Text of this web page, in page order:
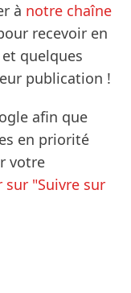
à notre chaîne
recevoir en
quelques
publication !
afin que
en priorité
votre
"Suivre sur